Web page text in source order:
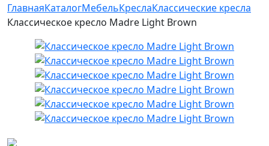
ГлавнаяКаталогМебельКреслаКлассические кресла
Классическое кресло Madre Light Brown